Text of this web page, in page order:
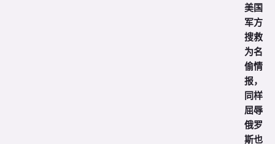
美国
军方
搜救
为名
偷情
报，
同样
屈辱
俄罗
斯也